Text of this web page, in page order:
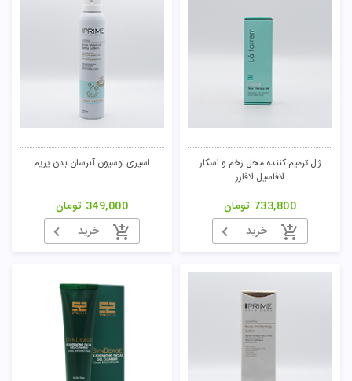
ژل ترمیم کننده محل زخم و اسکار
لافاسیل لافارر
733,800 تومان
خرید
اسپری لوسیون آبرسان بدن پریم
349,000 تومان
خرید